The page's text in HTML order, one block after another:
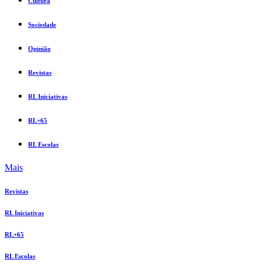
Sociedade
Opinião
Revistas
RL Iniciativas
RL+65
RL Escolas
Mais
Revistas
RL Iniciativas
RL+65
RL Escolas